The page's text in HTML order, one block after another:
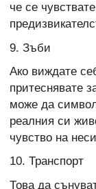
че се
9. Зъби
Ако виждате
притеснявате
може да
реалния си
чувство на
10. Транспорт
Това да